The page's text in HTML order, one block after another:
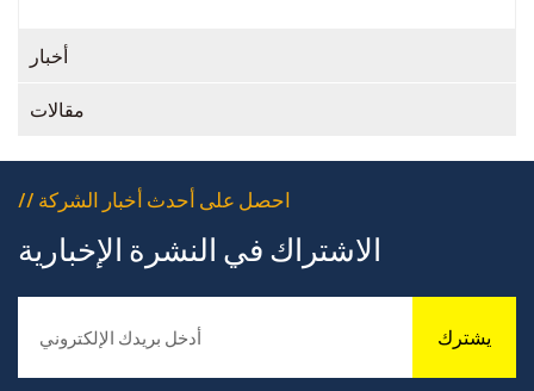
أخبار
مقالات
// احصل على أحدث أخبار الشركة
الاشتراك في النشرة الإخبارية
يشترك